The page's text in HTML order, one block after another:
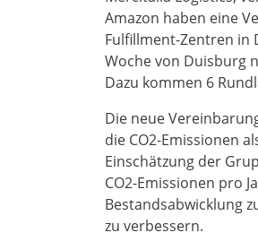
Amazon haben eine
Fulfillment-Zentren in
Woche von Duisburg
Dazu kommen 6
Die neue
die CO2-Emissionen
Einschätzung der
CO2-Emissionen pro
Bestandsabwicklung
zu verbessern.